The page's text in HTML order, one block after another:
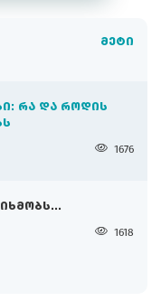
მეტი
ᲠᲐ ᲓᲐ ᲠᲝᲓᲘᲡ
1676
1618